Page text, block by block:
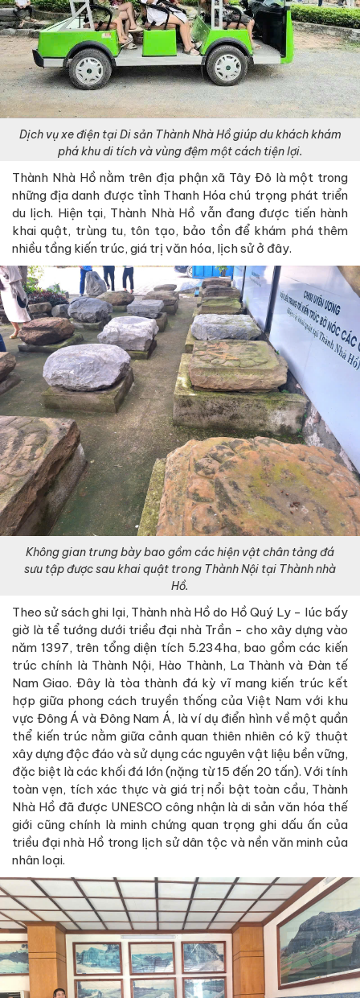
Dịch vụ xe điện tại Di sản Thành Nhà Hồ giúp du khách khám
phá khu di tích và vùng đệm một cách tiện lợi.
Thành Nhà Hồ nằm trên địa phận xã Tây Đô là một trong
những địa danh được tỉnh Thanh Hóa chú trọng phát triển
du lịch. Hiện tại, Thành Nhà Hồ vẫn đang được tiến hành
khai quật, trùng tu, tôn tạo, bảo tồn để khám phá thêm
nhiều tầng kiến trúc, giá trị văn hóa, lịch sử ở đây.
Không gian trưng bày bao gồm các hiện vật chân tảng đá
sưu tập được sau khai quật trong Thành Nội tại Thành nhà
Hồ.
Theo sử sách ghi lại, Thành nhà Hồ do Hồ Quý Ly - lúc bấy
giờ là tể tướng dưới triều đại nhà Trần - cho xây dựng vào
năm 1397, trên tổng diện tích 5.234ha, bao gồm các kiến
trúc chính là Thành Nội, Hào Thành, La Thành và Đàn tế
Nam Giao. Đây là tòa thành đá kỳ vĩ mang kiến trúc kết
hợp giữa phong cách truyền thống của Việt Nam với khu
vực Đông Á và Đông Nam Á, là ví dụ điển hình về một quần
thể kiến trúc nằm giữa cảnh quan thiên nhiên có kỹ thuật
xây dựng độc đáo và sử dụng các nguyên vật liệu bền vững,
đặc biệt là các khối đá lớn (nặng từ 15 đến 20 tấn). Với tính
toàn vẹn, tích xác thực và giá trị nổi bật toàn cầu, Thành
Nhà Hồ đã được UNESCO công nhận là di sản văn hóa thế
giới cũng chính là minh chứng quan trọng ghi dấu ấn của
triều đại nhà Hồ trong lịch sử dân tộc và nền văn minh của
nhân loại.